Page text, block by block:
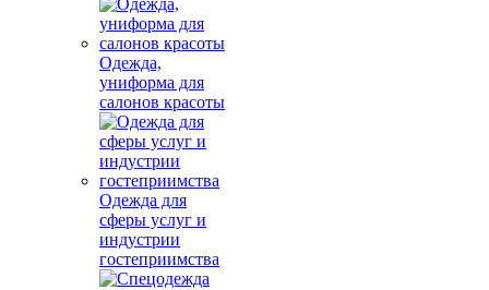
Одежда,
униформа для
салонов красоты
Одежда для
сферы услуг и
индустрии
гостеприимства